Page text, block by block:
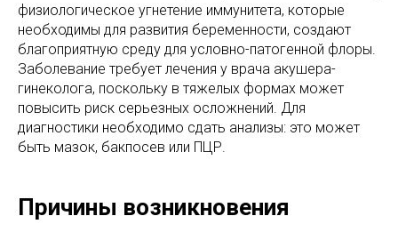
физиологическое угнетение иммунитета, которые
необходимы для развития беременности, создают
благоприятную среду для условно-патогенной флоры.
Заболевание требует лечения у врача акушера-
гинеколога, поскольку в тяжелых формах может
повысить риск серьезных осложнений. Для
диагностики необходимо сдать анализы: это может
быть мазок, бакпосев или ПЦР.
Причины возникновения